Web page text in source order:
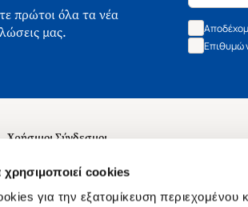
χρησιμοποιεί cookies
για την εξατομίκευση περιεχομένου
πρώτοι όλα τα νέα
μας.
Επιθυμώ
Χρήσιμοι Σύνδεσμοι
Σχετικά με εμάς
Θέσεις Εργασίας